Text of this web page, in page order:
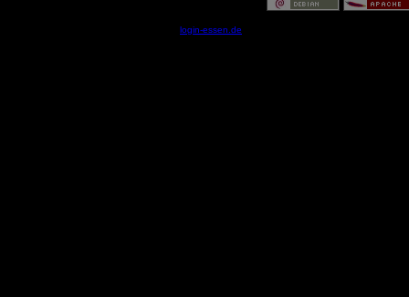
login-essen.de